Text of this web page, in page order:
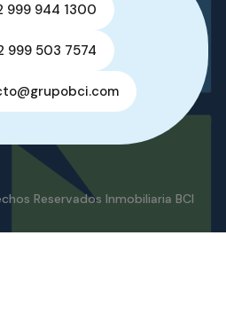
999 944 1300
999 503 7574
Reservados Inmobiliaria BCI